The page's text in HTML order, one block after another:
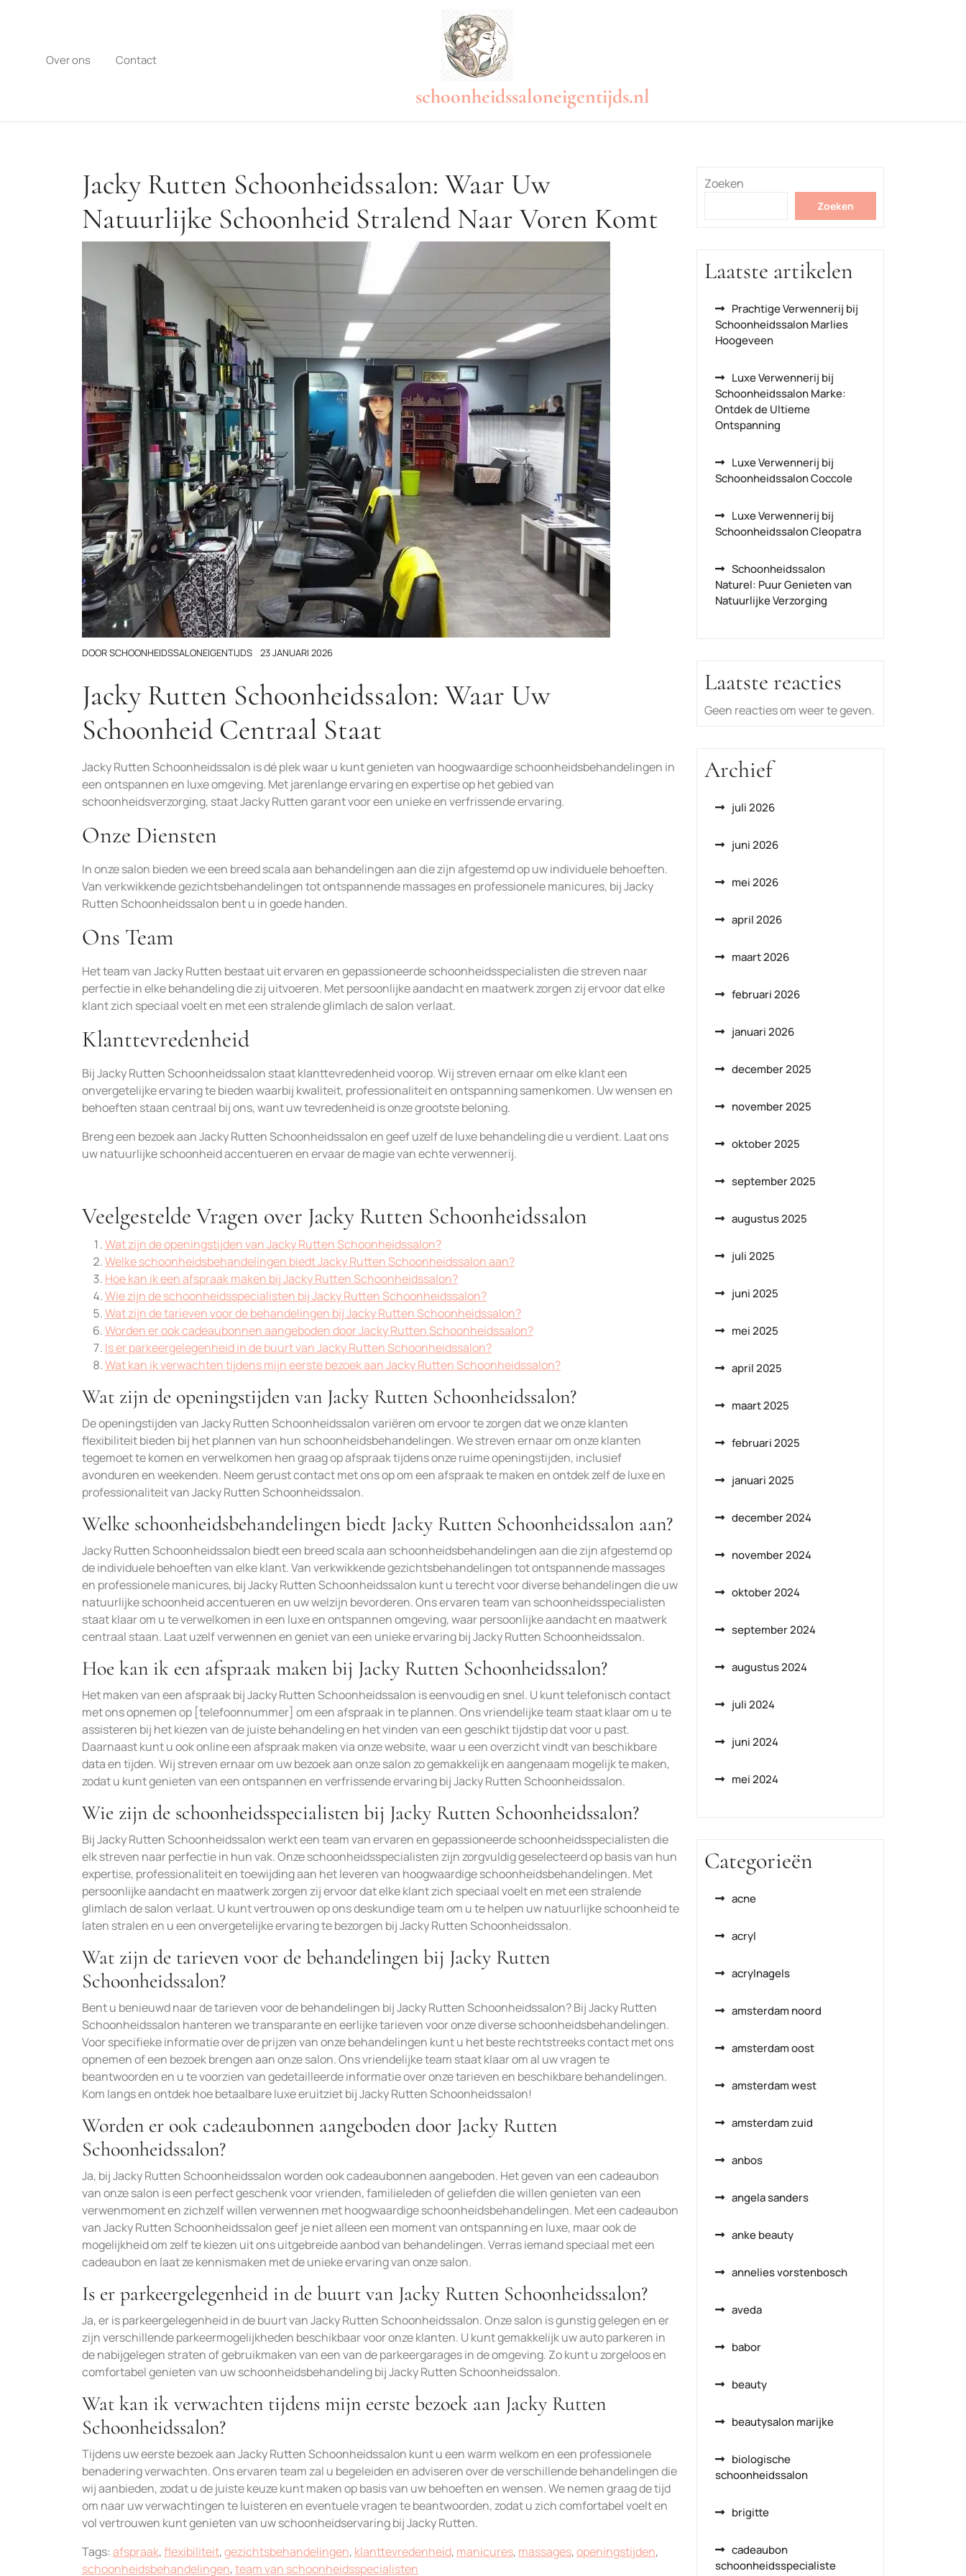
Over ons Contact
schoonheidssaloneigentijds.nl
Jacky Rutten Schoonheidssalon: Waar Uw
Natuurlijke Schoonheid Stralend Naar Voren Komt
DOORSCHOONHEIDSSALONEIGENTIJDS 23 JANUARI 2026
Jacky Rutten Schoonheidssalon: Waar Uw
Schoonheid Centraal Staat
Jacky Rutten Schoonheidssalon is dé plek waar u kunt genieten van hoogwaardige schoonheidsbehandelingen in
een ontspannen en luxe omgeving. Met jarenlange ervaring en expertise op het gebied van
schoonheidsverzorging, staat Jacky Rutten garant voor een unieke en verfrissende ervaring.
Onze Diensten
In onze salon bieden we een breed scala aan behandelingen aan die zijn afgestemd op uw individuele behoeften.
Van verkwikkende gezichtsbehandelingen tot ontspannende massages en professionele manicures, bij Jacky
Rutten Schoonheidssalon bent u in goede handen.
Ons Team
Het team van Jacky Rutten bestaat uit ervaren en gepassioneerde schoonheidsspecialisten die streven naar
perfectie in elke behandeling die zij uitvoeren. Met persoonlijke aandacht en maatwerk zorgen zij ervoor dat elke
klant zich speciaal voelt en met een stralende glimlach de salon verlaat.
Klanttevredenheid
Bij Jacky Rutten Schoonheidssalon staat klanttevredenheid voorop. Wij streven ernaar om elke klant een
onvergetelijke ervaring te bieden waarbij kwaliteit, professionaliteit en ontspanning samenkomen. Uw wensen en
behoeften staan centraal bij ons, want uw tevredenheid is onze grootste beloning.
Breng een bezoek aan Jacky Rutten Schoonheidssalon en geef uzelf de luxe behandeling die u verdient. Laat ons
uw natuurlijke schoonheid accentueren en ervaar de magie van echte verwennerij.
Veelgestelde Vragen over Jacky Rutten Schoonheidssalon
Wat zijn de openingstijden van Jacky Rutten Schoonheidssalon?
Welke schoonheidsbehandelingen biedt Jacky Rutten Schoonheidssalon aan?
Hoe kan ik een afspraak maken bij Jacky Rutten Schoonheidssalon?
Wie zijn de schoonheidsspecialisten bij Jacky Rutten Schoonheidssalon?
Wat zijn de tarieven voor de behandelingen bij Jacky Rutten Schoonheidssalon?
Worden er ook cadeaubonnen aangeboden door Jacky Rutten Schoonheidssalon?
Is er parkeergelegenheid in de buurt van Jacky Rutten Schoonheidssalon?
Wat kan ik verwachten tijdens mijn eerste bezoek aan Jacky Rutten Schoonheidssalon?
Wat zijn de openingstijden van Jacky Rutten Schoonheidssalon?
De openingstijden van Jacky Rutten Schoonheidssalon variëren om ervoor te zorgen dat we onze klanten
flexibiliteit bieden bij het plannen van hun schoonheidsbehandelingen. We streven ernaar om onze klanten
tegemoet te komen en verwelkomen hen graag op afspraak tijdens onze ruime openingstijden, inclusief
avonduren en weekenden. Neem gerust contact met ons op om een afspraak te maken en ontdek zelf de luxe en
professionaliteit van Jacky Rutten Schoonheidssalon.
Welke schoonheidsbehandelingen biedt Jacky Rutten Schoonheidssalon aan?
Jacky Rutten Schoonheidssalon biedt een breed scala aan schoonheidsbehandelingen aan die zijn afgestemd op
de individuele behoeften van elke klant. Van verkwikkende gezichtsbehandelingen tot ontspannende massages
en professionele manicures, bij Jacky Rutten Schoonheidssalon kunt u terecht voor diverse behandelingen die uw
natuurlijke schoonheid accentueren en uw welzijn bevorderen. Ons ervaren team van schoonheidsspecialisten
staat klaar om u te verwelkomen in een luxe en ontspannen omgeving, waar persoonlijke aandacht en maatwerk
centraal staan. Laat uzelf verwennen en geniet van een unieke ervaring bij Jacky Rutten Schoonheidssalon.
Hoe kan ik een afspraak maken bij Jacky Rutten Schoonheidssalon?
Het maken van een afspraak bij Jacky Rutten Schoonheidssalon is eenvoudig en snel. U kunt telefonisch contact
met ons opnemen op [telefoonnummer] om een afspraak in te plannen. Ons vriendelijke team staat klaar om u te
assisteren bij het kiezen van de juiste behandeling en het vinden van een geschikt tijdstip dat voor u past.
Daarnaast kunt u ook online een afspraak maken via onze website, waar u een overzicht vindt van beschikbare
data en tijden. Wij streven ernaar om uw bezoek aan onze salon zo gemakkelijk en aangenaam mogelijk te maken,
zodat u kunt genieten van een ontspannen en verfrissende ervaring bij Jacky Rutten Schoonheidssalon.
Wie zijn de schoonheidsspecialisten bij Jacky Rutten Schoonheidssalon?
Bij Jacky Rutten Schoonheidssalon werkt een team van ervaren en gepassioneerde schoonheidsspecialisten die
elk streven naar perfectie in hun vak. Onze schoonheidsspecialisten zijn zorgvuldig geselecteerd op basis van hun
expertise, professionaliteit en toewijding aan het leveren van hoogwaardige schoonheidsbehandelingen. Met
persoonlijke aandacht en maatwerk zorgen zij ervoor dat elke klant zich speciaal voelt en met een stralende
glimlach de salon verlaat. U kunt vertrouwen op ons deskundige team om u te helpen uw natuurlijke schoonheid te
laten stralen en u een onvergetelijke ervaring te bezorgen bij Jacky Rutten Schoonheidssalon.
Wat zijn de tarieven voor de behandelingen bij Jacky Rutten
Schoonheidssalon?
Bent u benieuwd naar de tarieven voor de behandelingen bij Jacky Rutten Schoonheidssalon? Bij Jacky Rutten
Schoonheidssalon hanteren we transparante en eerlijke tarieven voor onze diverse schoonheidsbehandelingen.
Voor specifieke informatie over de prijzen van onze behandelingen kunt u het beste rechtstreeks contact met ons
opnemen of een bezoek brengen aan onze salon. Ons vriendelijke team staat klaar om al uw vragen te
beantwoorden en u te voorzien van gedetailleerde informatie over onze tarieven en beschikbare behandelingen.
Kom langs en ontdek hoe betaalbare luxe eruitziet bij Jacky Rutten Schoonheidssalon!
Worden er ook cadeaubonnen aangeboden door Jacky Rutten
Schoonheidssalon?
Ja, bij Jacky Rutten Schoonheidssalon worden ook cadeaubonnen aangeboden. Het geven van een cadeaubon
van onze salon is een perfect geschenk voor vrienden, familieleden of geliefden die willen genieten van een
verwenmoment en zichzelf willen verwennen met hoogwaardige schoonheidsbehandelingen. Met een cadeaubon
van Jacky Rutten Schoonheidssalon geef je niet alleen een moment van ontspanning en luxe, maar ook de
mogelijkheid om zelf te kiezen uit ons uitgebreide aanbod van behandelingen. Verras iemand speciaal met een
cadeaubon en laat ze kennismaken met de unieke ervaring van onze salon.
Is er parkeergelegenheid in de buurt van Jacky Rutten Schoonheidssalon?
Ja, er is parkeergelegenheid in de buurt van Jacky Rutten Schoonheidssalon. Onze salon is gunstig gelegen en er
zijn verschillende parkeermogelijkheden beschikbaar voor onze klanten. U kunt gemakkelijk uw auto parkeren in
de nabijgelegen straten of gebruikmaken van een van de parkeergarages in de omgeving. Zo kunt u zorgeloos en
comfortabel genieten van uw schoonheidsbehandeling bij Jacky Rutten Schoonheidssalon.
Wat kan ik verwachten tijdens mijn eerste bezoek aan Jacky Rutten
Schoonheidssalon?
Tijdens uw eerste bezoek aan Jacky Rutten Schoonheidssalon kunt u een warm welkom en een professionele
benadering verwachten. Ons ervaren team zal u begeleiden en adviseren over de verschillende behandelingen die
wij aanbieden, zodat u de juiste keuze kunt maken op basis van uw behoeften en wensen. We nemen graag de tijd
om naar uw verwachtingen te luisteren en eventuele vragen te beantwoorden, zodat u zich comfortabel voelt en
vol vertrouwen kunt genieten van uw schoonheidservaring bij Jacky Rutten.
Tags: afspraak,flexibiliteit,gezichtsbehandelingen, klanttevredenheid, manicures, massages,openingstijden,
schoonheidsbehandelingen,team van schoonheidsspecialisten
Zoeken
Zoeken
Laatste artikelen
Prachtige Verwennerij bij
Schoonheidssalon Marlies
Hoogeveen
Luxe Verwennerij bij
Schoonheidssalon Marke:
Ontdek de Ultieme
Ontspanning
Luxe Verwennerij bij
Schoonheidssalon Coccole
Luxe Verwennerij bij
Schoonheidssalon Cleopatra
Schoonheidssalon
Naturel: Puur Genieten van
Natuurlijke Verzorging
Laatste reacties
Geen reacties om weer te geven.
Archief
juli 2026
juni 2026
mei 2026
april 2026
maart 2026
februari 2026
januari 2026
december 2025
november 2025
oktober 2025
september 2025
augustus 2025
juli 2025
juni 2025
mei 2025
april 2025
maart 2025
februari 2025
januari 2025
december 2024
november 2024
oktober 2024
september 2024
augustus 2024
juli 2024
juni 2024
mei 2024
Categorieën
acne
acryl
acrylnagels
amsterdam noord
amsterdam oost
amsterdam west
amsterdam zuid
anbos
angela sanders
anke beauty
annelies vorstenbosch
aveda
babor
beauty
beautysalon marijke
biologische
schoonheidssalon
brigitte
cadeaubon
schoonheidsspecialiste